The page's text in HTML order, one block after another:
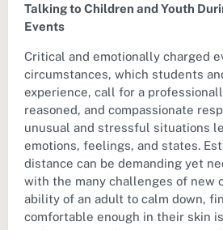
Talking to Children and Youth
Events
Critical and emotionally charged
circumstances, which students
experience, call for a
reasoned, and compassionate
unusual and stressful situations
emotions, feelings, and states.
distance can be demanding yet
with the many challenges of new
ability of an adult to calm down,
comfortable enough in their skin